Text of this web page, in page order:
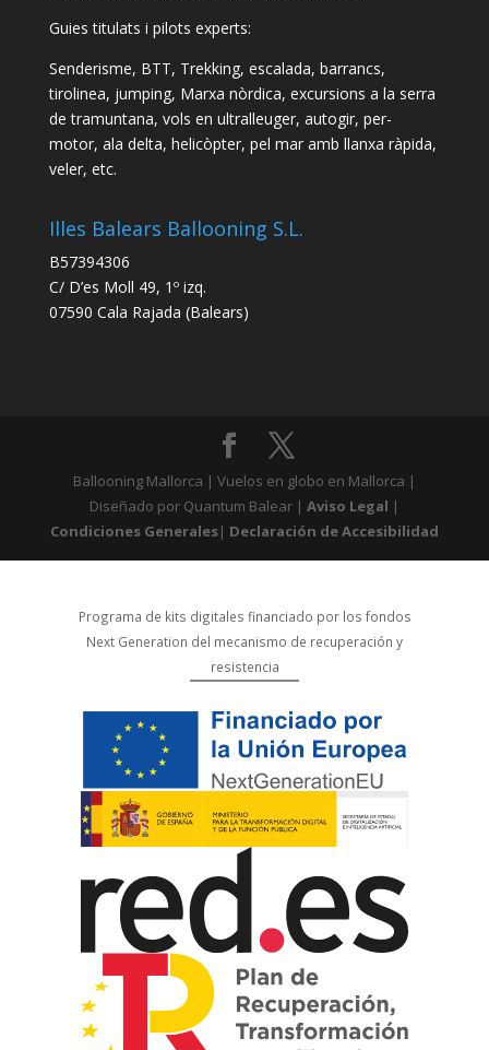
Guies titulats i pilots experts:
Senderisme, BTT, Trekking, escalada, barrancs,
tirolinea, jumping, Marxa nòrdica, excursions a la serra
de tramuntana, vols en ultralleuger, autogir, per-
motor, ala delta, helicòpter, pel mar amb llanxa ràpida,
veler, etc.
Illes Balears Ballooning S.L.
B57394306
C/ D’es Moll 49, 1º izq.
07590 Cala Rajada (Balears)
Ballooning Mallorca | Vuelos en globo en Mallorca |
Diseñado por Quantum Balear | Aviso Legal |
Condiciones Generales| Declaración de Accesibilidad
Programa de kits digitales financiado por los fondos
Next Generation del mecanismo de recuperación y
resistencia